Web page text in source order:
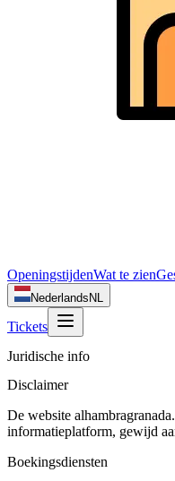
OpeningstijdenWat te zien
Nederlands NL
Tickets
Juridische info
Disclaimer
De website
informatieplatform, gewijd
Boekingsdiensten